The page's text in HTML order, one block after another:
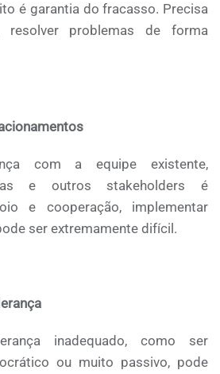
é garantia do fracasso. Precisa
resolver problemas de forma
com a equipe existente,
e outros stakeholders é
e cooperação, implementar
ser extremamente difícil.
inadequado, como ser
ou muito passivo, pode